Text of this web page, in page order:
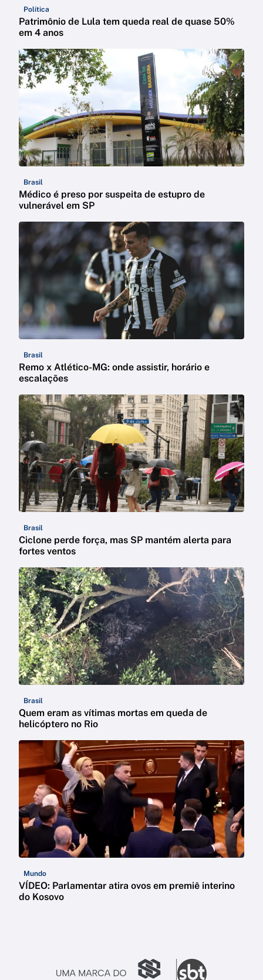
Política
Patrimônio de Lula tem queda real de quase 50%
em 4 anos
Brasil
Médico é preso por suspeita de estupro de
vulnerável em SP
Brasil
Remo x Atlético-MG: onde assistir, horário e
escalações
Brasil
Ciclone perde força, mas SP mantém alerta para
fortes ventos
Brasil
Quem eram as vítimas mortas em queda de
helicóptero no Rio
Mundo
VÍDEO: Parlamentar atira ovos em premiê interino
do Kosovo